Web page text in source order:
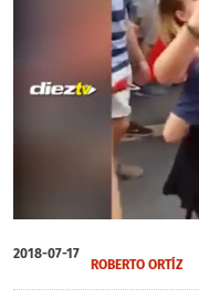
of
38
2018-07-17
ROBERTO ORTÍZ